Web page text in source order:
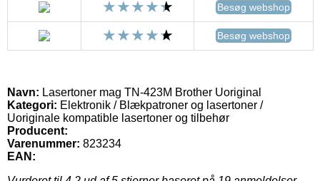
Besøg webshop
Besøg webshop
Navn: Lasertoner mag TN-423M Brother Uoriginal
Kategori: Elektronik / Blækpatroner og lasertoner /
Uoriginale kompatible lasertoner og tilbehør
Producent:
Varenummer: 823234
EAN: